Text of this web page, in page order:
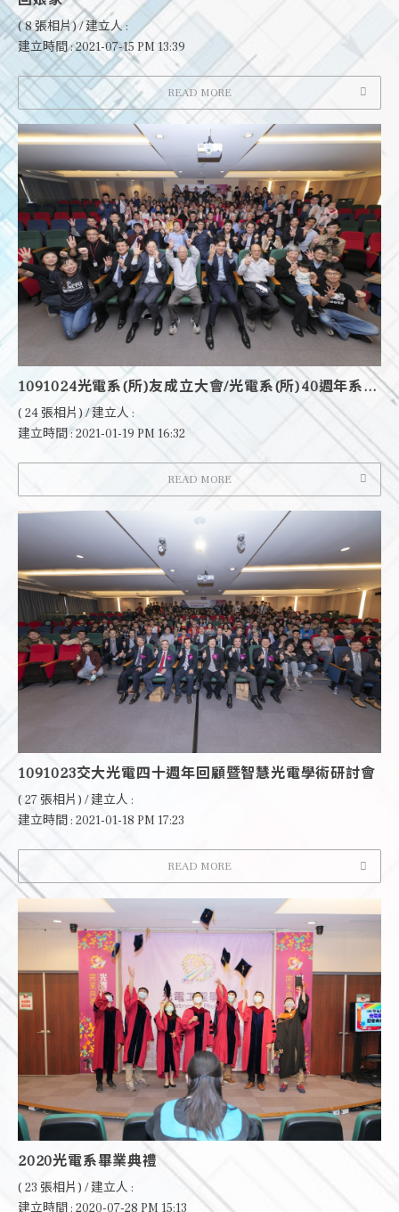
( 8 張相片) / 建立人 :
建立時間 : 2021-07-15 PM 13:39
READ MORE
1091024光電系(所)友成立大會/光電系(所)40週年系...
( 24 張相片) / 建立人 :
建立時間 : 2021-01-19 PM 16:32
READ MORE
1091023交大光電四十週年回顧暨智慧光電學術研討會
( 27 張相片) / 建立人 :
建立時間 : 2021-01-18 PM 17:23
READ MORE
2020光電系畢業典禮
( 23 張相片) / 建立人 :
建立時間 : 2020-07-28 PM 15:13